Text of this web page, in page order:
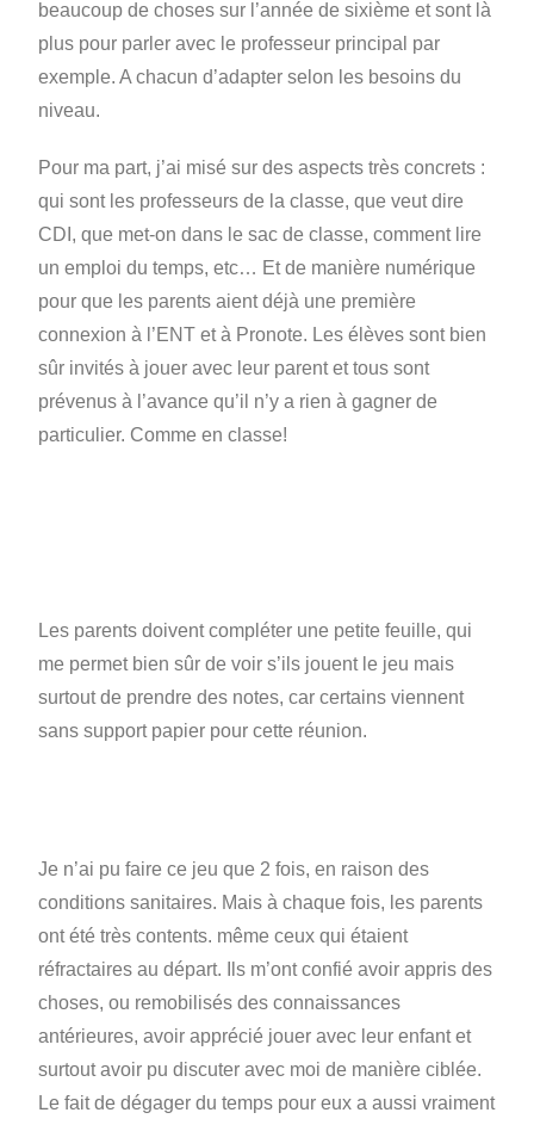
beaucoup de choses sur l’année de sixième et sont là
plus pour parler avec le professeur principal par
exemple. A chacun d’adapter selon les besoins du
niveau.
Pour ma part, j’ai misé sur des aspects très concrets :
qui sont les professeurs de la classe, que veut dire
CDI, que met-on dans le sac de classe, comment lire
un emploi du temps, etc… Et de manière numérique
pour que les parents aient déjà une première
connexion à l’ENT et à Pronote. Les élèves sont bien
sûr invités à jouer avec leur parent et tous sont
prévenus à l’avance qu’il n’y a rien à gagner de
particulier. Comme en classe!
Les parents doivent compléter une petite feuille, qui
me permet bien sûr de voir s’ils jouent le jeu mais
surtout de prendre des notes, car certains viennent
sans support papier pour cette réunion.
Je n’ai pu faire ce jeu que 2 fois, en raison des
conditions sanitaires. Mais à chaque fois, les parents
ont été très contents. même ceux qui étaient
réfractaires au départ. Ils m’ont confié avoir appris des
choses, ou remobilisés des connaissances
antérieures, avoir apprécié jouer avec leur enfant et
surtout avoir pu discuter avec moi de manière ciblée.
Le fait de dégager du temps pour eux a aussi vraiment